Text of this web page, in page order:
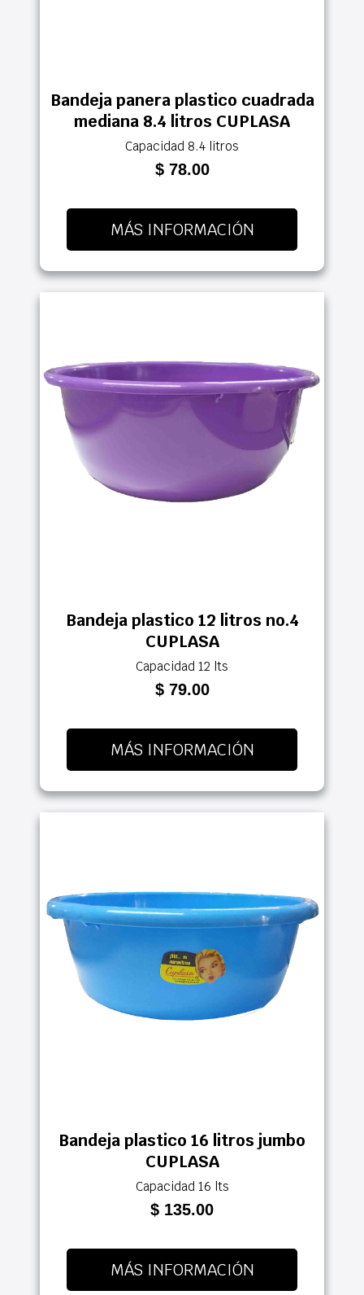
Bandeja panera plastico cuadrada
mediana 8.4 litros CUPLASA
Capacidad 8.4 litros
$ 78.00
MÁS INFORMACIÓN
Bandeja plastico 12 litros no.4
CUPLASA
Capacidad 12 lts
$ 79.00
MÁS INFORMACIÓN
Bandeja plastico 16 litros jumbo
CUPLASA
Capacidad 16 lts
$ 135.00
MÁS INFORMACIÓN